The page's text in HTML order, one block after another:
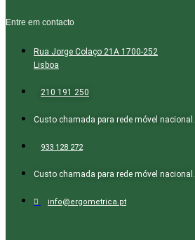
Entre em contacto
Rua Jorge Colaço 21A 1700-252
Lisboa
210 191 250
Custo chamada para rede móvel nacional.
933 128 272
Custo chamada para rede móvel nacional.
info@ergometrica.pt